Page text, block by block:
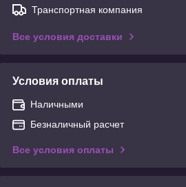
Транспортная компания
Все условия доставки
Условия оплаты
Наличными
Безналичный расчет
Все условия оплаты